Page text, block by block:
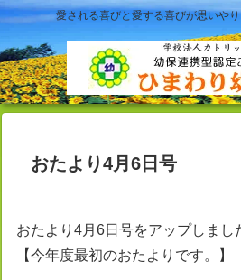
愛される喜びと愛する喜びが思いや
おたより4月6日号
おたより4月6日号をアップしまし
【今年度最初のおたよりです。】